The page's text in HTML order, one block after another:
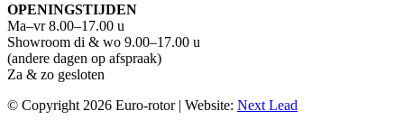
OPENINGSTIJDEN
Ma–vr 8.00–17.00 u
Showroom di & wo 9.00–17.00 u
(andere dagen op afspraak)
Za & zo gesloten
© Copyright 2026 Euro-rotor | Website: Next Lead